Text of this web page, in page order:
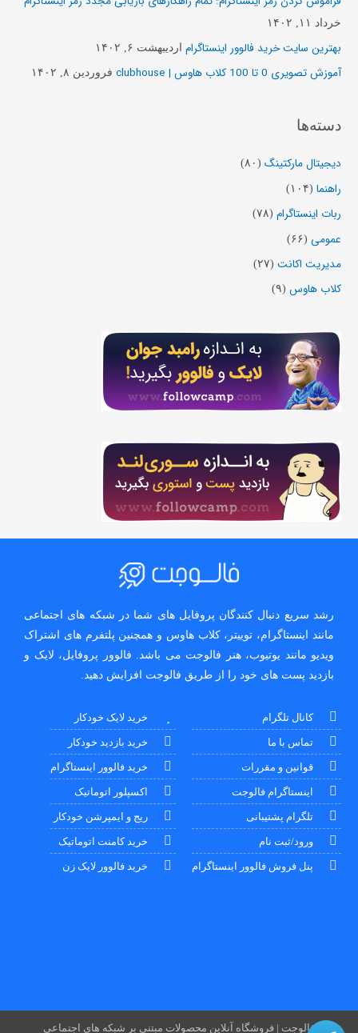
ا
ی
خرداد ۱۱, ۱۴۰۲
بهترین سایت خرید فالوور اینستاگرام اردیبهشت ۶, ۱۴۰۲
آموزش تصویری 0 تا 100 کلاب هاوس | clubhouse فروردین ۸, ۱۴۰۲
دسته‌ها
دیجیتال مارکتینگ (۸۰)
راهنما (۱۰۴)
ربات اینستاگرام (۷۸)
عمومی (۶۶)
مدیریت اکانت (۲۷)
کلاب هاوس (۹)
رشد سریع دنبال کنندگان پروفایل های شما در شبکه های اجتماعی
مانند اینستاگرام، توییتر، کلاب هاوس و همچنین پلتفرم های اشتراک
ویدیو مانند یوتیوب، هنر فالوجت می باشد. فالوور پروفایل، لایک و
بازدید پست های خود را از طریق فالوجت افزایش دهید.
کانال تلگرام
تماس با ما
قوانین و مقررات
اینستاگرام فالوجت
تلگرام پشتیبانی
ورود/ثبت نام
پنل فروش فالوور اینستاگرام
خرید لایک خودکار
خرید بازدید خودکار
خرید فالوور اینستاگرام
اکسپلور اتوماتیک
ریج و ایمپرشن خودکار
خرید کامنت اتوماتیک
خرید فالوور لایک زن
فالوجت | فروشگاه آنلاین محصولات مبتنی بر شبکه های اجتماعی